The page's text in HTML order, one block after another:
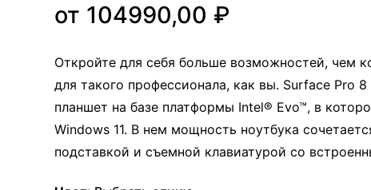
от 104990,00 ₽
Откройте для себя больше возможностей, чем
для такого профессионала, как вы. Surface Pro
планшет на базе платформы Intel® Evo™, в
Windows 11. В нем мощность ноутбука
подставкой и съемной клавиатурой со